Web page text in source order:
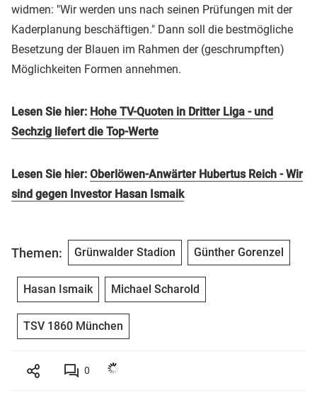
widmen: "Wir werden uns nach seinen Prüfungen mit der
Kaderplanung beschäftigen." Dann soll die bestmögliche
Besetzung der Blauen im Rahmen der (geschrumpften)
Möglichkeiten Formen annehmen.
Lesen Sie hier: Hohe TV-Quoten in Dritter Liga - und
Sechzig liefert die Top-Werte
Lesen Sie hier: Oberlöwen-Anwärter Hubertus Reich - Wir
sind gegen Investor Hasan Ismaik
Themen: Grünwalder Stadion Günther Gorenzel
Hasan Ismaik Michael Scharold
TSV 1860 München
0